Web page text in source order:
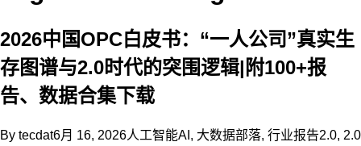
2026中国OPC白皮书：“一人公司”真实生
存图谱与2.0时代的突围逻辑|附100+报
告、数据合集下载
By tecdat6月 16, 2026人工智能AI , 大数据部落, 行业报告2.0, 2.0